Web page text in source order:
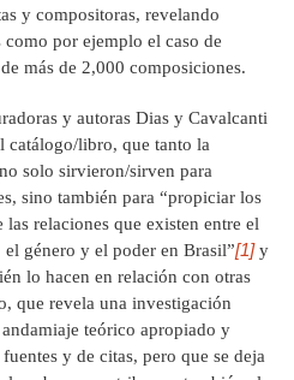
y compositoras, revelando
por ejemplo el caso de
más de 2,000 composiciones.
y autoras Dias y Cavalcanti
catálogo/libro, que tanto la
solo sirvieron/sirven para
sino también para “propiciar los
las relaciones que existen entre el
género y el poder en Brasil”[1]y
lo hacen en relación con otras
que revela una investigación
teórico apropiado y
y de citas, pero que se deja